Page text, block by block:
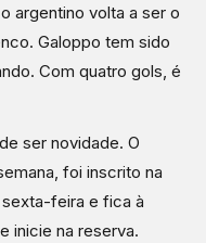
argentino volta a ser o
Galoppo tem sido
Com quatro gols, é
ser novidade. O
foi inscrito na
feira e fica à
inicie na reserva.